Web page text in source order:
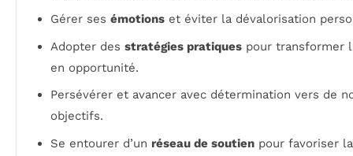
Gérer ses émotions et éviter la dévalorisation
Adopter des stratégies pratiques pour transformer
en opportunité.
Persévérer et avancer avec détermination vers de
objectifs.
Se entourer d’un réseau de soutien pour favoriser la